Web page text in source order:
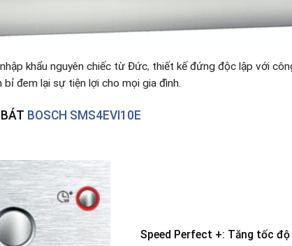
khẩu nguyên chiếc từ Đức, thiết kế đứng độc lập với
đem lại sự tiện lợi cho mọi gia đình.
BOSCH SMS4EVI10E
Speed Perfect +: Tăng tốc